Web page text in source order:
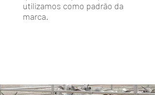
utilizamos como padrão da
marca.